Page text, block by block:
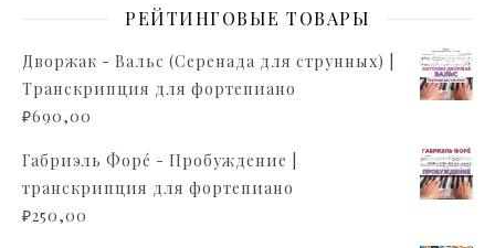
РЕЙТИНГОВЫЕ ТОВАРЫ
Дворжак - Вальс (Серенада для струнных) |
Транскрипция для фортепиано
₽690,00
Габриэль Форé - Пробуждение |
транскрипция для фортепиано
₽250,00